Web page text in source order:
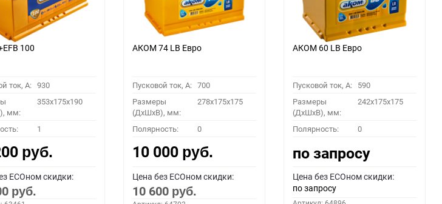
100
ток, A: 930
мм:
353x175x190
1
руб.
ECOном скидки:
руб.
АКОМ 74 LB Евро
Пусковой ток, A: 700
Размеры
(ДхШхВ), мм:
278x175x175
Полярность: 0
10 000 руб.
Цена без ECOном скидки:
10 600 руб.
АКОМ 60 LB Евро
Пусковой ток, A: 590
Размеры
(ДхШхВ), мм:
242x175x175
Полярность: 0
по запросу
Цена без ECOном скидки:
по запросу